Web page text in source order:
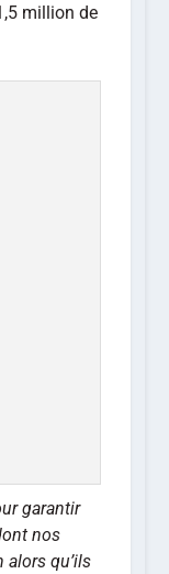
million de
garantir
nos
qu’ils